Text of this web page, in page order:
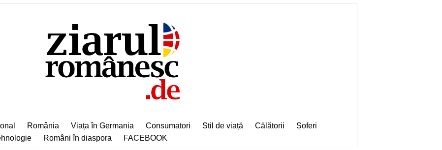
România Viața în Germania Consumatori Stil de viață Călătorii
Șoferi
Români în diaspora FACEBOOK